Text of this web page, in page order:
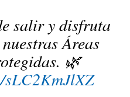
salir y disfruta
Áreas
🌿